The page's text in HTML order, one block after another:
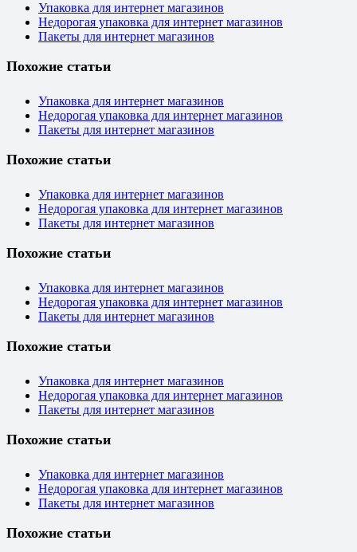
Упаковка для интернет магазинов
Недорогая упаковка для интернет магазинов
Пакеты для интернет магазинов
Похожие статьи
Упаковка для интернет магазинов
Недорогая упаковка для интернет магазинов
Пакеты для интернет магазинов
Похожие статьи
Упаковка для интернет магазинов
Недорогая упаковка для интернет магазинов
Пакеты для интернет магазинов
Похожие статьи
Упаковка для интернет магазинов
Недорогая упаковка для интернет магазинов
Пакеты для интернет магазинов
Похожие статьи
Упаковка для интернет магазинов
Недорогая упаковка для интернет магазинов
Пакеты для интернет магазинов
Похожие статьи
Упаковка для интернет магазинов
Недорогая упаковка для интернет магазинов
Пакеты для интернет магазинов
Похожие статьи